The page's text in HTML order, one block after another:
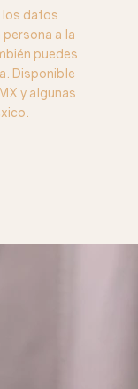
los datos
a la
puedes
Disponible
y algunas